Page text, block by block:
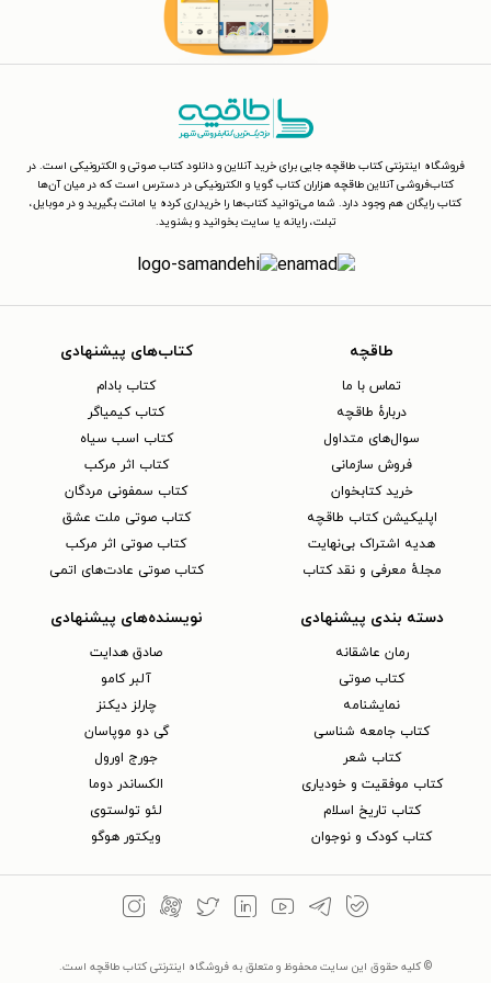
فروشگاه اینترنتی کتاب طاقچه جایی برای خرید آنلاین و دانلود کتاب صوتی و الکترونیکی است. در
کتاب‌فروشی آنلاین طاقچه هزاران کتاب گویا و الکترونیکی در دسترس است که در میان آن‌ها
کتاب رایگان هم وجود دارد. شما می‌توانید کتاب‌ها را خریداری کرده یا امانت بگیرید و در موبایل،
تبلت، رایانه یا سایت بخوانید و بشنوید.
طاقچه
تماس با ما
دربارهٔ طاقچه
سوال‌های متداول
فروش سازمانی
خرید کتابخوان
اپلیکیشن کتاب طاقچه
هدیه اشتراک بی‌نهایت
مجلهٔ معرفی و نقد کتاب
کتاب‌های پیشنهادی
کتاب بادام
کتاب کیمیاگر
کتاب اسب سیاه
کتاب اثر مرکب
کتاب سمفونی مردگان
کتاب صوتی ملت عشق
کتاب صوتی اثر مرکب
کتاب صوتی عادت‌های اتمی
دسته بندی پیشنهادی
رمان عاشقانه
کتاب‌ صوتی
نمایشنامه
کتاب جامعه شناسی
کتاب شعر
کتاب موفقیت و خودیاری
کتاب تاریخ اسلام
کتاب کودک و نوجوان
نویسنده‌های پیشنهادی
صادق هدایت
آلبر کامو
چارلز دیکنز
گی دو موپاسان
جورج اورول
الکساندر دوما
لئو تولستوی
ویکتور هوگو
© کلیه حقوق این سایت محفوظ و متعلق به فروشگاه اینترنتی کتاب طاقچه است.